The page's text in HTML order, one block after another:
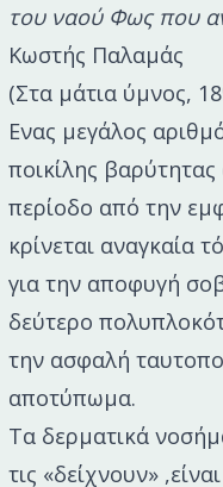
του ναού Φως που
Κωστής Παλαμάς
(Στα μάτια ύμνος,
Eνας μεγάλος
ποικίλης
περίοδο από την
κρίνεται αναγκαία
για την αποφυγή
δεύτερο
την ασφαλή
αποτύπωμα.
Τα δερματικά
τις «δείχνουν»